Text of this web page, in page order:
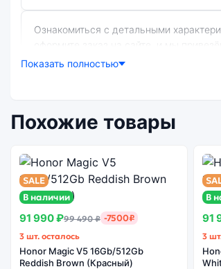
Ознакомиться с детальными характеристиками Honor 8A 3Gb/32Gb Blue (Синий) можно ниже, в разделе «Характеристики». Если выбранной конфигурации нет в наличии —
оформите заказ на сайте, и мы
Показать полностью
Похожие товары
SALE
В наличии
91 990 ₽99 490 ₽ -7500₽
3 шт. осталось
Honor Magic V5 16Gb/512Gb
Reddish Brown (Красный)
В
91
3